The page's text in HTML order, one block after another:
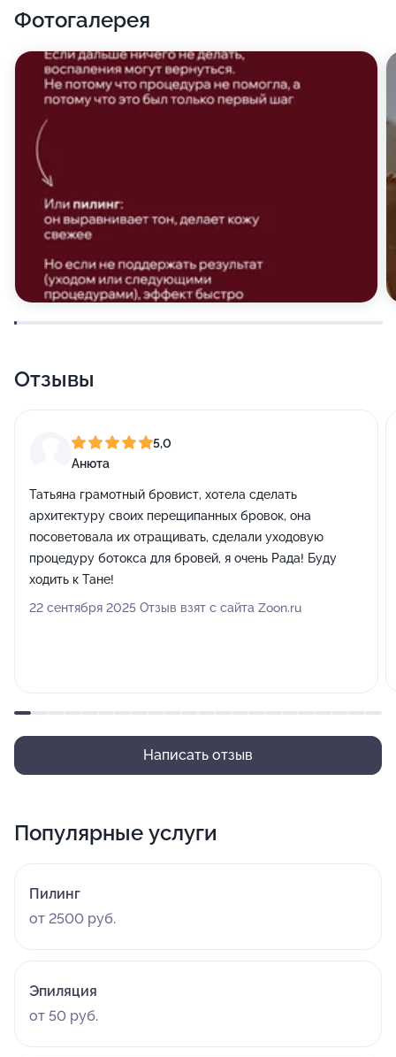
Фотогалерея
Отзывы
5,0
Анюта
Татьяна грамотный бровист, хотела сделать
архитектуру своих перещипанных бровок, она
посоветовала их отращивать, сделали уходовую
процедуру ботокса для бровей, я очень Рада! Буду
ходить к Тане!
22 сентября 2025 Отзыв взят с сайта Zoon.ru
Написать отзыв
Популярные услуги
Пилинг
от 2500 руб.
Эпиляция
от 50 руб.